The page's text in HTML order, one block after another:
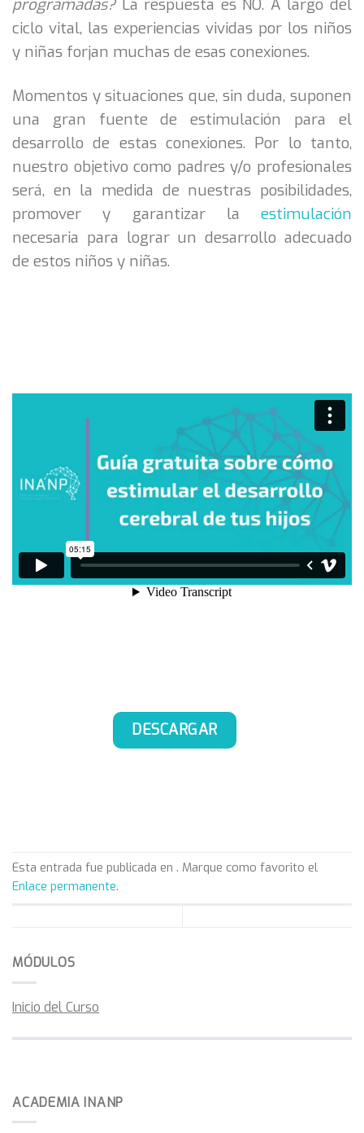
programadas?La respuesta es NO. A largo del
ciclo vital, las experiencias vividas por los niños
y niñas forjan muchas de esas conexiones.
Momentos y situaciones que, sin duda, suponen
una gran fuente de estimulación para el
desarrollo de estas conexiones. Por lo tanto,
nuestro objetivo como padres y/o profesionales
será, en la medida de nuestras posibilidades,
promover y garantizar la estimulación
necesaria para lograr un desarrollo adecuado
de estos niños y niñas.
DESCARGAR
Esta entrada fue publicada en . Marque como favorito el
Enlace permanente.
MÓDULOS
Inicio del Curso
ACADEMIA INANP